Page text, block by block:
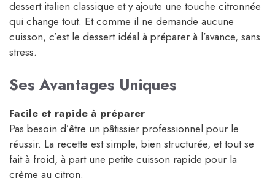
dessert italien classique et y ajoute une touche citronnée
qui change tout. Et comme il ne demande aucune
cuisson, c’est le dessert idéal à préparer à l’avance, sans
stress.
Ses Avantages Uniques
Facile et rapide à préparer
Pas besoin d’être un pâtissier professionnel pour le
réussir. La recette est simple, bien structurée, et tout se
fait à froid, à part une petite cuisson rapide pour la
crème au citron.